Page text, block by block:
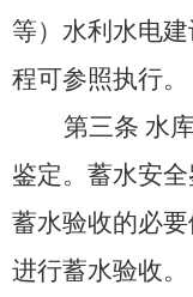
等）水利水电
程可参照执行。
第三条 水
鉴定。蓄水安
蓄水验收的必
进行蓄水验收。